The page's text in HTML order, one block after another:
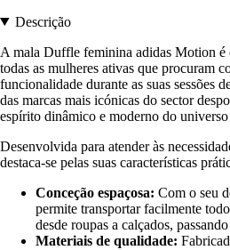
Descrição
A mala Duffle feminina adidas Motion é
todas as mulheres ativas que procuram
funcionalidade durante as suas sessões
das marcas mais icónicas do sector
espírito dinâmico e moderno do universo
Desenvolvida para atender às
destaca-se pelas suas características
Conceção espaçosa: Com o seu
permite transportar facilmente
desde roupas a calçados,
Materiais de qualidade: